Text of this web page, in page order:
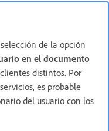
de la opción
en el documento
distintos. Por
es probable
del usuario con los